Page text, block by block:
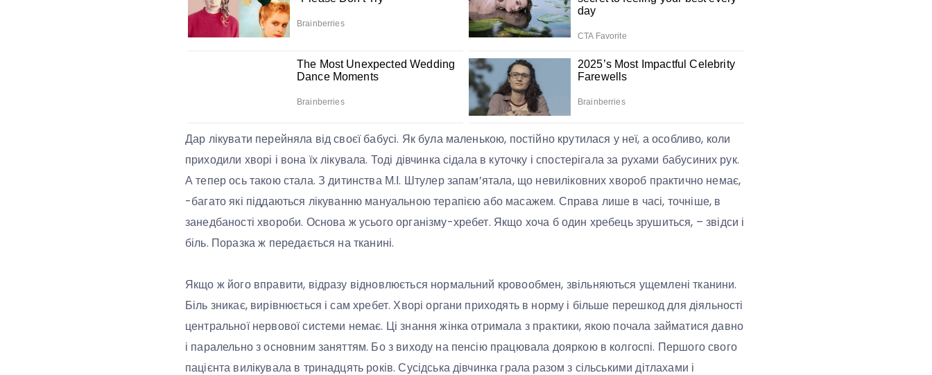
Дар лікувати перейняла від своєї бабусі. Як була маленькою, постійно крутилася у неї, а особливо, коли
приходили хворі і вона їх лікувала. Тоді дівчинка сідала в куточку і спостерігала за рухами бабусиних рук.
А тепер ось такою стала. З дитинства М.І. Штулер запам’ятала, що невиліковних хвороб практично немає,
-багато які піддаються лікуванню мануальною терапією або масажем. Справа лише в часі, точніше, в
занедбаності хвороби. Основа ж усього організму-хребет. Якщо хоча б один хребець зрушиться, – звідси і
біль. Поразка ж передається на тканині.
Якщо ж його вправити, відразу відновлюється нормальний кровообмен, звільняються ущемлені тканини.
Біль зникає, вирівнюється і сам хребет. Хворі органи приходять в норму і більше перешкод для діяльності
центральної нервової системи немає. Ці знання жінка отримала з практики, якою почала займатися давно
і паралельно з основним заняттям. Бо з виходу на пенсію працювала дояркою в колгоспі. Першого свого
пацієнта вилікувала в тринадцять років. Сусідська дівчинка грала разом з сільськими дітлахами і